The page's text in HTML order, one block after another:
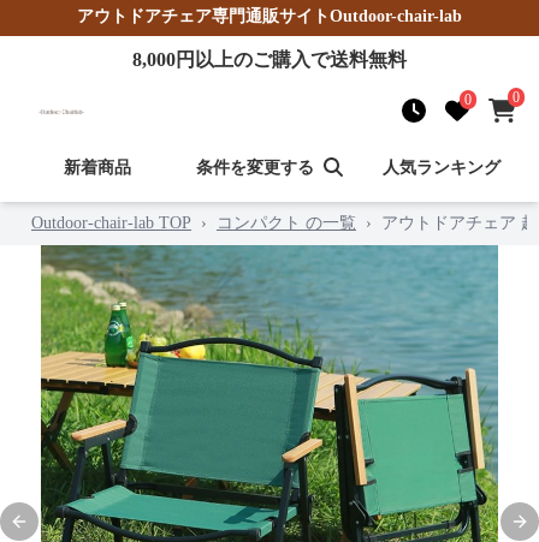
アウトドアチェア専門通販サイトOutdoor-chair-lab
8,000円以上のご購入で送料無料
0 0
新着商品 条件を変更する 人気ランキング
Outdoor-chair-lab TOP › コンパクト の一覧 › アウトドアチェア
Previous slide